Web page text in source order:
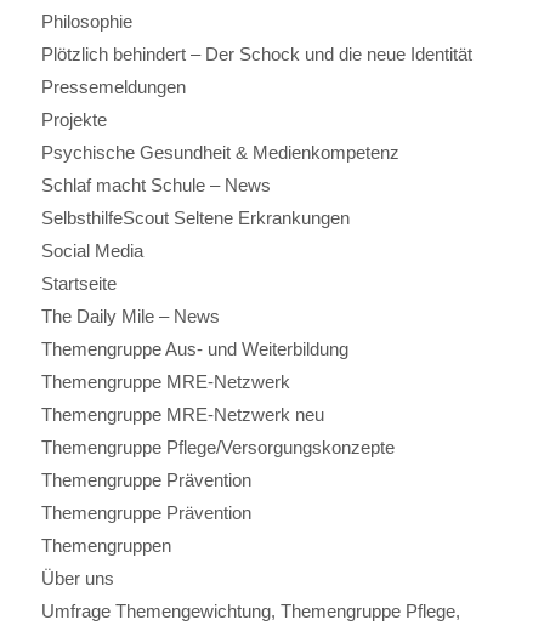
Philosophie
Plötzlich behindert – Der Schock und die neue Identität
Pressemeldungen
Projekte
Psychische Gesundheit & Medienkompetenz
Schlaf macht Schule – News
SelbsthilfeScout Seltene Erkrankungen
Social Media
Startseite
The Daily Mile – News
Themengruppe Aus- und Weiterbildung
Themengruppe MRE-Netzwerk
Themengruppe MRE-Netzwerk neu
Themengruppe Pflege/Versorgungskonzepte
Themengruppe Prävention
Themengruppe Prävention
Themengruppen
Über uns
Umfrage Themengewichtung, Themengruppe Pflege,